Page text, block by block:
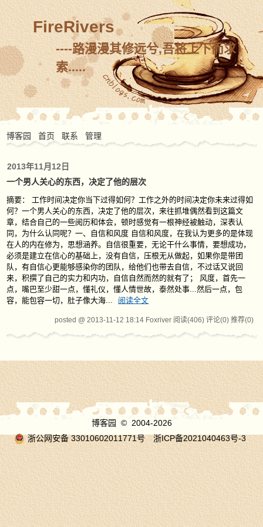
FireRivers
----路漫漫其修远兮,吾将上下而求
索.....
博客园 首页 联系 管理
2013年11月12日
一个男人关心的东西，决定了他的层次
摘要： 工作时间决定你当下过得如何？工作之外的时间决定你未来过得如
何？一个男人关心的东西，决定了他的层次，来往抓堆偶然看到这篇文
章，结合自己的一些阅历和体会，顿时感觉有一根神经被触动，深表认
同，为什么认同呢？一、自信和风度 自信和风度，在我认为更多的是体现
在人的内在修为，思想涵养。自信很重要，无论干什么事情，要想成功，
必须是建立在信心的基础上，没有自信，压根无从做起，如果你是带团
队，有自信心更能够感染你的团队，给他们也带去自信，不过话又说回
来，积撰了自己的实力和内功，自信自然而然的就有了； 风度，首先一
点，嘴巴至少甜一点，懂礼仪，懂人情世故，泰然处事...然后一点，包
容，能包容一切，肚子像大海...
阅读全文
posted @ 2013-11-12 18:14 Foxriver 阅读(406) 评论(0) 推荐(0)
博客园
© 2004-2026
浙公网安备 33010602011771号
浙ICP备2021040463号-3